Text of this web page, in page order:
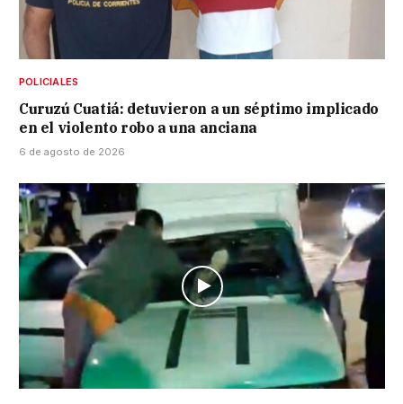
POLICIALES
Curuzú Cuatiá: detuvieron a un séptimo implicado
en el violento robo a una anciana
6 de agosto de 2026